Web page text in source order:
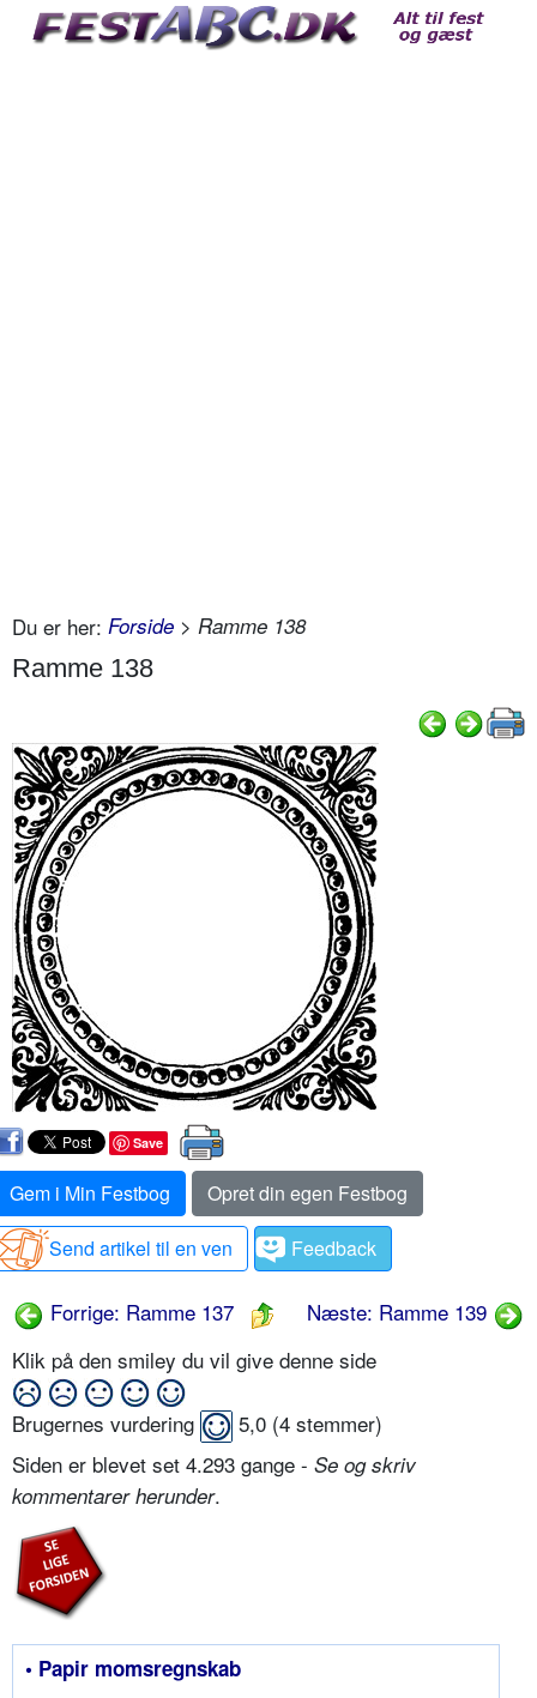
Du er her: Forside > Ramme 138
Ramme 138
Save
Gem i Min Festbog
Opret din egen Festbog
Send artikel til en ven
Feedback
Forrige: Ramme 137
Næste: Ramme 139
Klik på den smiley du vil give denne side
Brugernes vurdering 5,0 (4 stemmer)
Siden er blevet set 4.293 gange - Se og skriv
kommentarer herunder.
• Papir momsregnskab